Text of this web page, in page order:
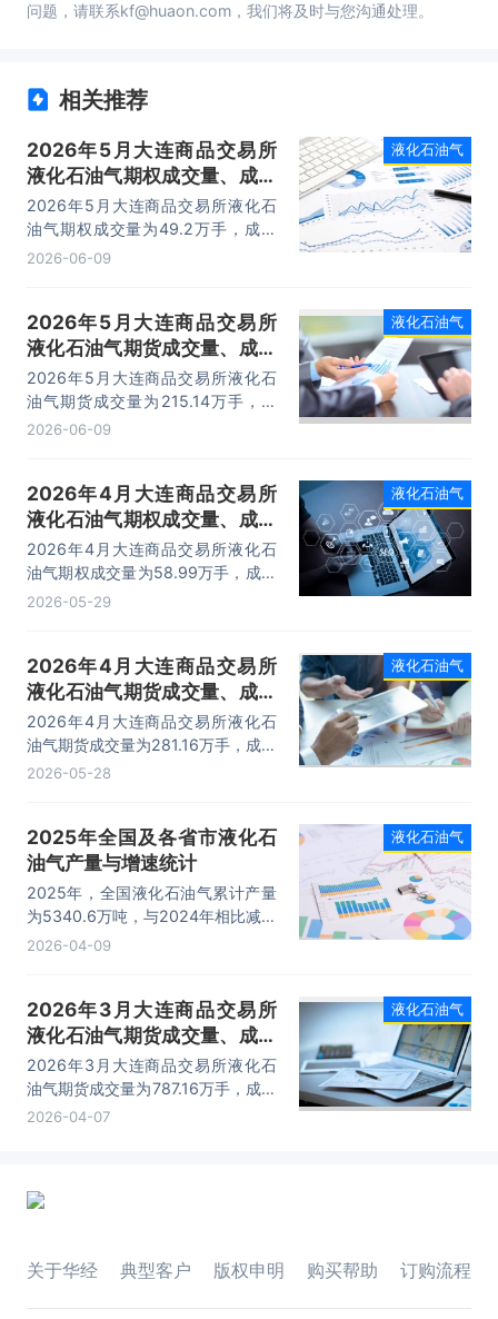
问题，请联系kf@huaon.com，我们将及时与您沟通处理。
相关推荐
2026年5月大连商品交易所
液化石油气期权成交量、成交
金额及成交均价统计
2026年5月大连商品交易所液化石
油气期权成交量为49.2万手，成交
金额为3.66亿元，成交均价为0.08
2026-06-09
液化石油气
2026年5月大连商品交易所
液化石油气期货成交量、成交
金额及成交均价统计
2026年5月大连商品交易所液化石
油气期货成交量为215.14万手，成
交金额为2532.91亿元，成交均价为
2026-06-09
液化石油气
2026年4月大连商品交易所
液化石油气期权成交量、成交
金额及成交均价统计
2026年4月大连商品交易所液化石
油气期权成交量为58.99万手，成交
金额为10.71亿元，成交均价为0.18
2026-05-29
液化石油气
2026年4月大连商品交易所
液化石油气期货成交量、成交
金额及成交均价统计
2026年4月大连商品交易所液化石
油气期货成交量为281.16万手，成交
金额为3278.75亿元，成交均价为
2026-05-28
液化石油气
2025年全国及各省市液化石
油气产量与增速统计
2025年，全国液化石油气累计产量
为5340.6万吨，与2024年相比减少
了77.4万吨，产量累计同比下降
2026-04-09
液化石油气
2026年3月大连商品交易所
液化石油气期货成交量、成交
金额及成交均价统计
2026年3月大连商品交易所液化石
油气期货成交量为787.16万手，成交
金额为9248.76亿元，成交均价为
2026-04-07
液化石油气
关于华经 典型客户 版权申明 购买帮助 订购流程